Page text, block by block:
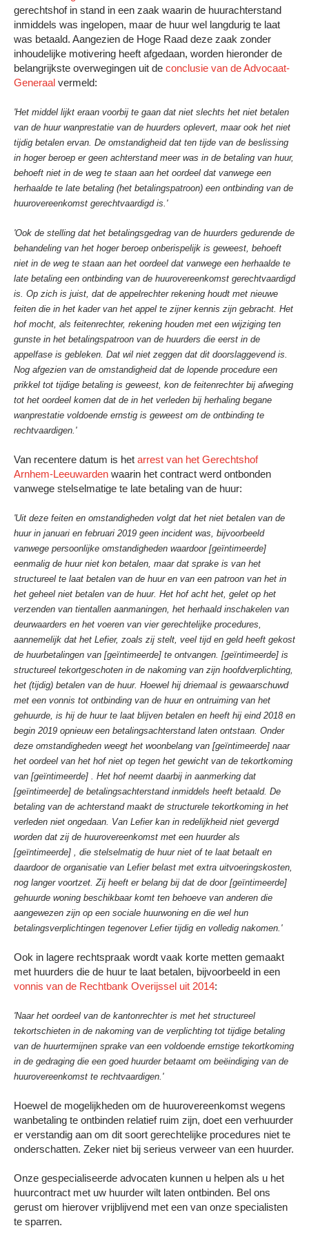
gerechtshof in stand in een zaak waarin de huurachterstand
inmiddels was ingelopen, maar de huur wel langdurig te laat
was betaald. Aangezien de Hoge Raad deze zaak zonder
inhoudelijke motivering heeft afgedaan, worden hieronder de
belangrijkste overwegingen uit de conclusie van de Advocaat-
Generaal vermeld:
'Het middel lijkt eraan voorbij te gaan dat niet slechts het niet betalen
van de huur wanprestatie van de huurders oplevert, maar ook het niet
tijdig betalen ervan. De omstandigheid dat ten tijde van de beslissing
in hoger beroep er geen achterstand meer was in de betaling van huur,
behoeft niet in de weg te staan aan het oordeel dat vanwege een
herhaalde te late betaling (het betalingspatroon) een ontbinding van de
huurovereenkomst gerechtvaardigd is.'
'Ook de stelling dat het betalingsgedrag van de huurders gedurende de
behandeling van het hoger beroep onberispelijk is geweest, behoeft
niet in de weg te staan aan het oordeel dat vanwege een herhaalde te
late betaling een ontbinding van de huurovereenkomst gerechtvaardigd
is. Op zich is juist, dat de appelrechter rekening houdt met nieuwe
feiten die in het kader van het appel te zijner kennis zijn gebracht. Het
hof mocht, als feitenrechter, rekening houden met een wijziging ten
gunste in het betalingspatroon van de huurders die eerst in de
appelfase is gebleken. Dat wil niet zeggen dat dit doorslaggevend is.
Nog afgezien van de omstandigheid dat de lopende procedure een
prikkel tot tijdige betaling is geweest, kon de feitenrechter bij afweging
tot het oordeel komen dat de in het verleden bij herhaling begane
wanprestatie voldoende ernstig is geweest om de ontbinding te
rechtvaardigen.'
Van recentere datum is het arrest van het Gerechtshof
Arnhem-Leeuwarden waarin het contract werd ontbonden
vanwege stelselmatige te late betaling van de huur:
'Uit deze feiten en omstandigheden volgt dat het niet betalen van de
huur in januari en februari 2019 geen incident was, bijvoorbeeld
vanwege persoonlijke omstandigheden waardoor [geïntimeerde]
eenmalig de huur niet kon betalen, maar dat sprake is van het
structureel te laat betalen van de huur en van een patroon van het in
het geheel niet betalen van de huur. Het hof acht het, gelet op het
verzenden van tientallen aanmaningen, het herhaald inschakelen van
deurwaarders en het voeren van vier gerechtelijke procedures,
aannemelijk dat het Lefier, zoals zij stelt, veel tijd en geld heeft gekost
de huurbetalingen van [geïntimeerde] te ontvangen. [geïntimeerde] is
structureel tekortgeschoten in de nakoming van zijn hoofdverplichting,
het (tijdig) betalen van de huur. Hoewel hij driemaal is gewaarschuwd
met een vonnis tot ontbinding van de huur en ontruiming van het
gehuurde, is hij de huur te laat blijven betalen en heeft hij eind 2018 en
begin 2019 opnieuw een betalingsachterstand laten ontstaan. Onder
deze omstandigheden weegt het woonbelang van [geïntimeerde] naar
het oordeel van het hof niet op tegen het gewicht van de tekortkoming
van [geïntimeerde] . Het hof neemt daarbij in aanmerking dat
[geïntimeerde] de betalingsachterstand inmiddels heeft betaald. De
betaling van de achterstand maakt de structurele tekortkoming in het
verleden niet ongedaan. Van Lefier kan in redelijkheid niet gevergd
worden dat zij de huurovereenkomst met een huurder als
[geïntimeerde] , die stelselmatig de huur niet of te laat betaalt en
daardoor de organisatie van Lefier belast met extra uitvoeringskosten,
nog langer voortzet. Zij heeft er belang bij dat de door [geïntimeerde]
gehuurde woning beschikbaar komt ten behoeve van anderen die
aangewezen zijn op een sociale huurwoning en die wel hun
betalingsverplichtingen tegenover Lefier tijdig en volledig nakomen.'
Ook in lagere rechtspraak wordt vaak korte metten gemaakt
met huurders die de huur te laat betalen, bijvoorbeeld in een
vonnis van de Rechtbank Overijssel uit 2014:
'Naar het oordeel van de kantonrechter is met het structureel
tekortschieten in de nakoming van de verplichting tot tijdige betaling
van de huurtermijnen sprake van een voldoende ernstige tekortkoming
in de gedraging die een goed huurder betaamt om beëindiging van de
huurovereenkomst te rechtvaardigen.'
Hoewel de mogelijkheden om de huurovereenkomst wegens
wanbetaling te ontbinden relatief ruim zijn, doet een verhuurder
er verstandig aan om dit soort gerechtelijke procedures niet te
onderschatten. Zeker niet bij serieus verweer van een huurder.
Onze gespecialiseerde advocaten kunnen u helpen als u het
huurcontract met uw huurder wilt laten ontbinden. Bel ons
gerust om hierover vrijblijvend met een van onze specialisten
te sparren.